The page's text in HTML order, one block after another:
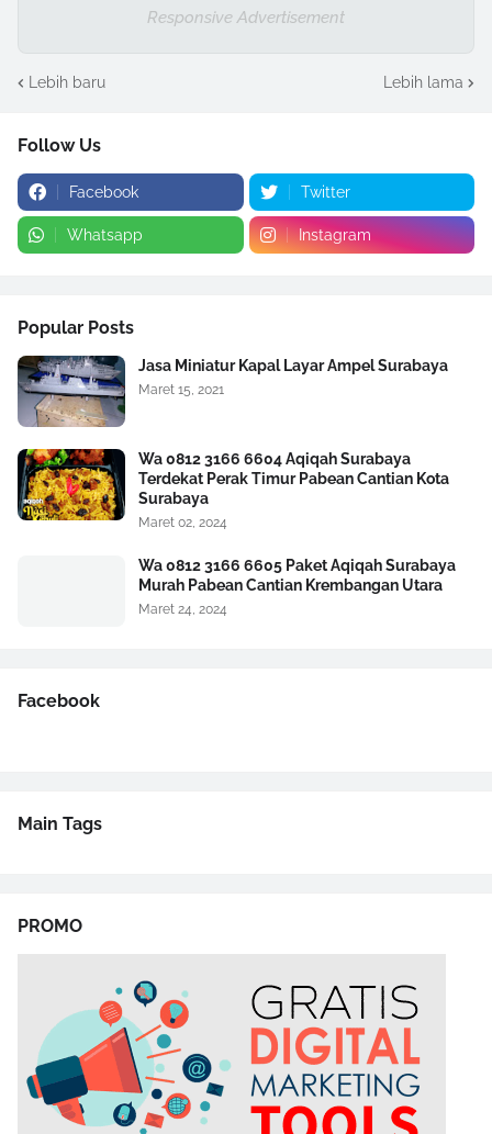
Responsive Advertisement
Lebih baru Lebih lama
Follow Us
Facebook Twitter
Whatsapp Instagram
Popular Posts
Jasa Miniatur Kapal Layar Ampel Surabaya
Maret 15, 2021
Wa 0812 3166 6604 Aqiqah Surabaya
Terdekat Perak Timur Pabean Cantian Kota
Surabaya
Maret 02, 2024
Wa 0812 3166 6605 Paket Aqiqah Surabaya
Murah Pabean Cantian Krembangan Utara
Maret 24, 2024
Facebook
Main Tags
PROMO